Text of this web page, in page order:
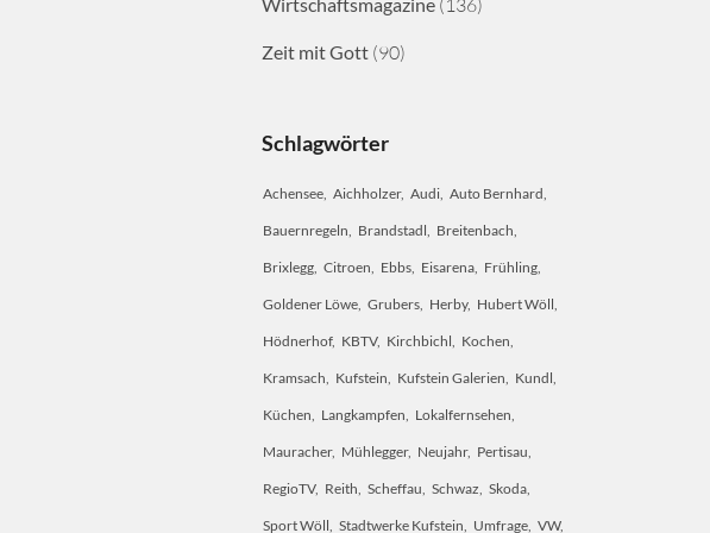
Zeit mit Gott (90)
Schlagwörter
Achensee Aichholzer Audi Auto Bernhard
Bauernregeln Brandstadl Breitenbach
Brixlegg Citroen Ebbs Eisarena Frühling
Goldener Löwe Grubers Herby Hubert Wöll
Hödnerhof KBTV Kirchbichl Kochen
Kramsach Kufstein Kufstein Galerien Kundl
Küchen Langkampfen Lokalfernsehen
Mauracher Mühlegger Neujahr Pertisau
RegioTV Reith Scheffau Schwaz Skoda
Sport Wöll Stadtwerke Kufstein Umfrage VW